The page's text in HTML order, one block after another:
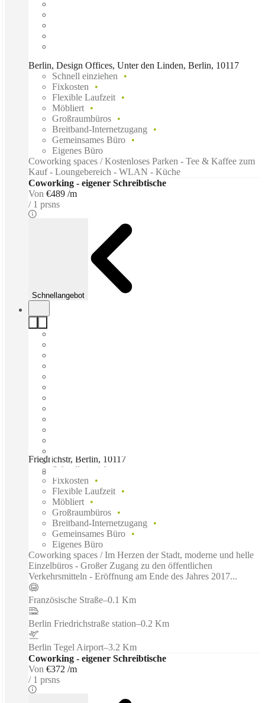
Berlin, Design Offices, Unter den Linden, Berlin, 10117
Schnell einziehen
Fixkosten
Flexible Laufzeit
Möbliert
Großraumbüros
Breitband-Internetzugang
Gemeinsames Büro
Eigenes Büro
Coworking spaces / Kostenloses Parken - Tee & Kaffee zum
Kauf - Loungebereich - WLAN - Küche
Coworking - eigener Schreibtische
Von €489 /m
1 prsns
Schnellangebot
Friedrichstr, Berlin, 10117
Schnell einziehen
Fixkosten
Flexible Laufzeit
Möbliert
Großraumbüros
Breitband-Internetzugang
Gemeinsames Büro
Eigenes Büro
Coworking spaces / Im Herzen der Stadt, moderne und helle
Einzelbüros - Großer Zugang zu den öffentlichen
Verkehrsmitteln - Eröffnung am Ende des Jahres 2017...
Französische Straße–0.1 Km
Berlin Friedrichstraße station–0.2 Km
Berlin Tegel Airport–3.2 Km
Coworking - eigener Schreibtische
Von €372 /m
1 prsns